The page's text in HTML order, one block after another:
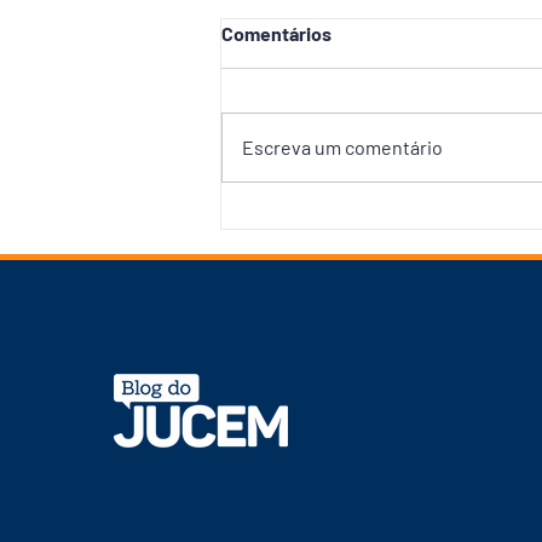
Comentários
Escreva um comentário